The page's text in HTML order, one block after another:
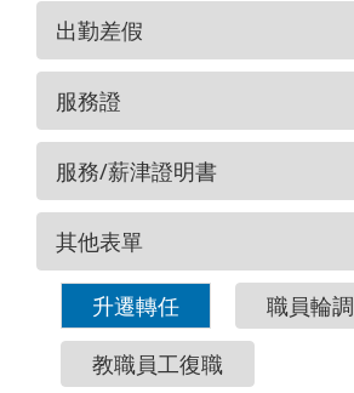
出勤差假
服務證
服務/薪津證明書
其他表單
升遷轉任
職員輪調
教職員工復職